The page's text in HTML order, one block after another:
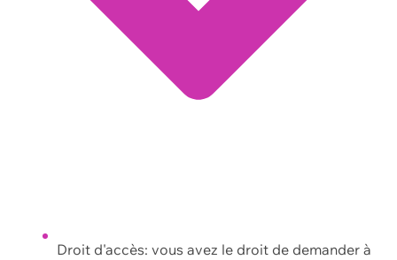
Droit d'accès: vous avez le droit de demander à